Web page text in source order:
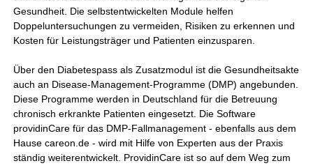
Gesundheit. Die selbstentwickelten Module helfen
Doppeluntersuchungen zu vermeiden, Risiken zu erkennen und
Kosten für Leistungsträger und Patienten einzusparen.
Über den Diabetespass als Zusatzmodul ist die Gesundheitsakte
auch an Disease-Management-Programme (DMP) angebunden.
Diese Programme werden in Deutschland für die Betreuung
chronisch erkrankte Patienten eingesetzt. Die Software
providinCare für das DMP-Fallmanagement - ebenfalls aus dem
Hause careon.de - wird mit Hilfe von Experten aus der Praxis
ständig weiterentwickelt. ProvidinCare ist so auf dem Weg zum